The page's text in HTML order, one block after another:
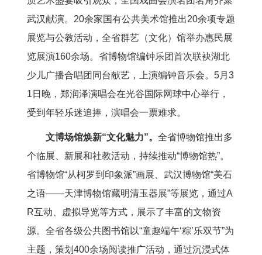
武汉献演。20余家国有公共美术馆推出20余项专题
展览与公教活动，全省群艺（文化）馆举办惠民展
览展演160余场。省博物馆编钟乐团首次联袂湖北
少儿广播合唱团同台献艺，上演编钟音乐会。5月3
1日晚，郑润泽演唱会在光谷国际网球中心举行，
受到年轻乐迷追捧，演唱会一票难求。
文博场馆焕新“文化魅力”。 全省博物馆推出多
个临展、新展和社教活动，持续推动“博物馆热”。
省博物馆“从柯罗到印象派”画展、武汉博物馆“美石
之语——天津博物馆藏明清玉器展”等展览，通过A
R互动、虚拟导览等方式，展示了丰富的文物资
源。全省各级公共图书馆以“童趣端午‘粽’乐双节”为
主题，策划400余场阅读推广活动，通过沉浸式体